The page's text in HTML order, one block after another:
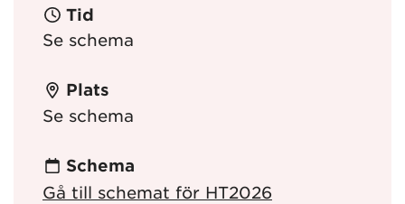
Tid
Se schema
Plats
Se schema
Schema
Gå till schemat för HT2026